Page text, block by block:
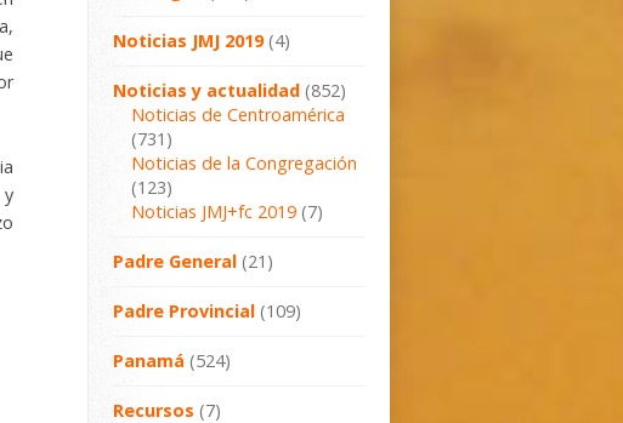
Noticias JMJ 2019(4)
Noticias y actualidad (852)
Noticias de Centroamérica
(731)
Noticias de la Congregación
(123)
Noticias JMJ+fc 2019 (7)
Padre General (21)
Padre Provincial (109)
Panamá (524)
Recursos (7)